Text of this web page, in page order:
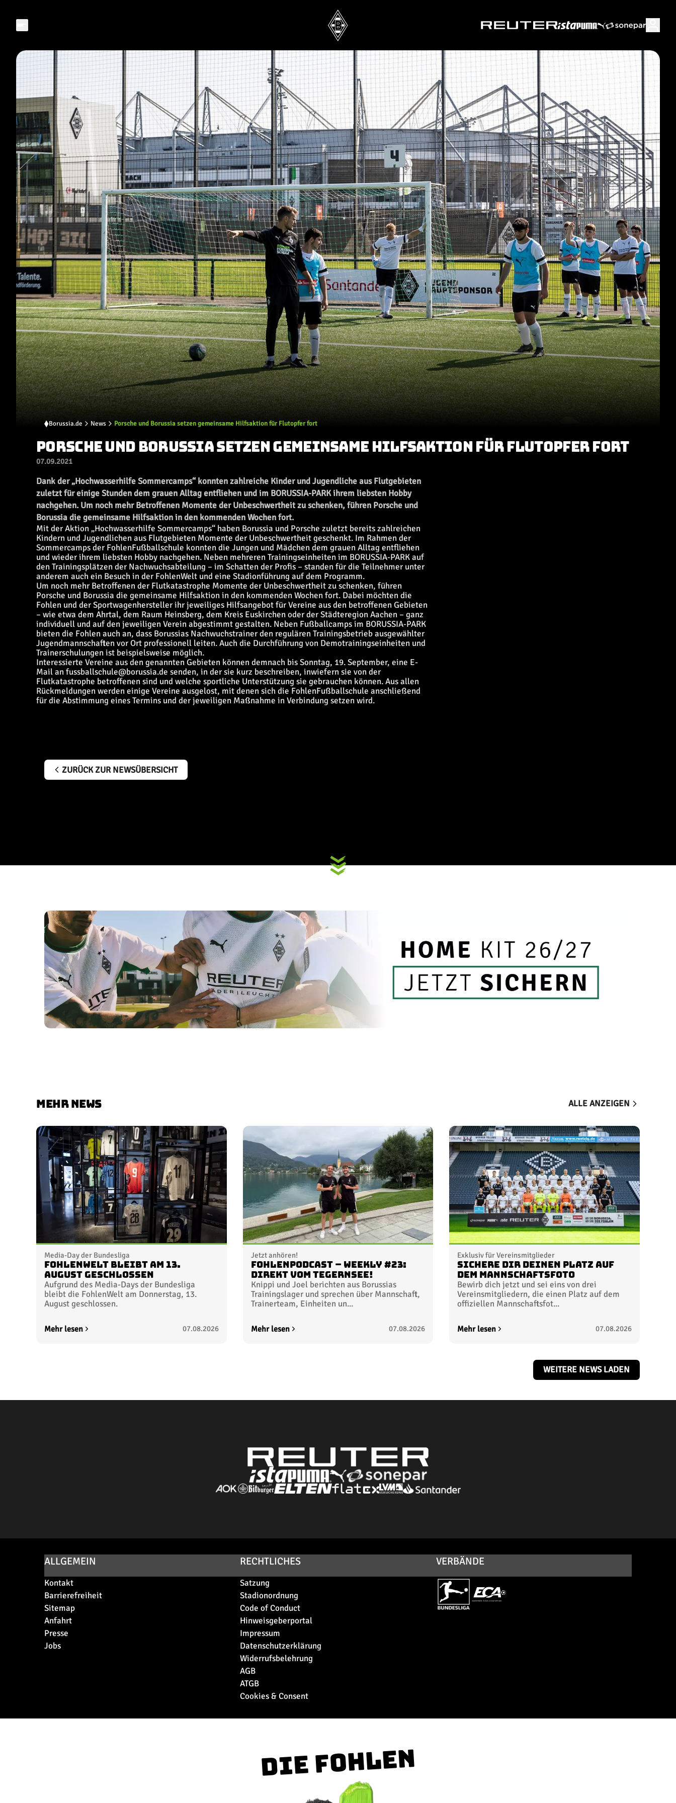
Borussia.de News Porsche und Borussia setzen gemeinsame Hilfsaktion für Flutopfer fort
PORSCHE UND BORUSSIA SETZEN GEMEINSAME HILFSAKTION FÜR FLUTOPFER FORT
07.09.2021
Dank der „Hochwasserhilfe Sommercamps“ konnten zahlreiche Kinder und Jugendliche aus Flutgebieten
zuletzt für einige Stunden dem grauen Alltag entfliehen und im BORUSSIA-PARK ihrem liebsten Hobby
nachgehen. Um noch mehr Betroffenen Momente der Unbeschwertheit zu schenken, führen Porsche und
Borussia die gemeinsame Hilfsaktion in den kommenden Wochen fort.
Mit der Aktion „Hochwasserhilfe Sommercamps“ haben Borussia und Porsche zuletzt bereits zahlreichen
Kindern und Jugendlichen aus Flutgebieten Momente der Unbeschwertheit geschenkt. Im Rahmen der
Sommercamps der FohlenFußballschule konnten die Jungen und Mädchen dem grauen Alltag entfliehen
und wieder ihrem liebsten Hobby nachgehen. Neben mehreren Trainingseinheiten im BORUSSIA-PARK auf
den Trainingsplätzen der Nachwuchsabteilung – im Schatten der Profis – standen für die Teilnehmer unter
anderem auch ein Besuch in der FohlenWelt und eine Stadionführung auf dem Programm.
Um noch mehr Betroffenen der Flutkatastrophe Momente der Unbeschwertheit zu schenken, führen
Porsche und Borussia die gemeinsame Hilfsaktion in den kommenden Wochen fort. Dabei möchten die
Fohlen und der Sportwagenhersteller ihr jeweiliges Hilfsangebot für Vereine aus den betroffenen Gebieten
– wie etwa dem Ahrtal, dem Raum Heinsberg, dem Kreis Euskirchen oder der Städteregion Aachen – ganz
individuell und auf den jeweiligen Verein abgestimmt gestalten. Neben Fußballcamps im BORUSSIA-PARK
bieten die Fohlen auch an, dass Borussias Nachwuchstrainer den regulären Trainingsbetrieb ausgewählter
Jugendmannschaften vor Ort professionell leiten. Auch die Durchführung von Demotrainingseinheiten und
Trainerschulungen ist beispielsweise möglich.
Interessierte Vereine aus den genannten Gebieten können demnach bis Sonntag, 19. September, eine E-
Mail anfussballschule@borussia.de senden, in der sie kurz beschreiben, inwiefern sie von der
Flutkatastrophe betroffenen sind und welche sportliche Unterstützung sie gebrauchen können. Aus allen
Rückmeldungen werden einige Vereine ausgelost, mit denen sich die FohlenFußballschule anschließend
für die Abstimmung eines Termins und der jeweiligen Maßnahme in Verbindung setzen wird.
ZURÜCK ZUR NEWSÜBERSICHT
MEHR NEWS ALLE ANZEIGEN
Media-Day der Bundesliga
FohlenWelt bleibt am 13.
August geschlossen
Aufgrund des Media-Days der Bundesliga
bleibt die FohlenWelt am Donnerstag, 13.
August geschlossen.
Mehr lesen 07.08.2026
Jetzt anhören!
FohlenPodcast – Weekly #23:
Direkt vom Tegernsee!
Knippi und Joel berichten aus Borussias
Trainingslager und sprechen über Mannschaft,
Trainerteam, Einheiten un...
Mehr lesen 07.08.2026
Exklusiv für Vereinsmitglieder
Sichere dir deinen Platz auf
dem Mannschaftsfoto
Bewirb dich jetzt und sei eins von drei
Vereinsmitgliedern, die einen Platz auf dem
offiziellen Mannschaftsfot...
Mehr lesen 07.08.2026
WEITERE NEWS LADEN
ALLGEMEIN
Kontakt
Barrierefreiheit
Sitemap
Anfahrt
Presse
Jobs
RECHTLICHES
Satzung
Stadionordnung
Code of Conduct
Hinweisgeberportal
Impressum
Datenschutzerklärung
Widerrufsbelehrung
AGB
ATGB
Cookies & Consent
VERBÄNDE
Die Fohlen